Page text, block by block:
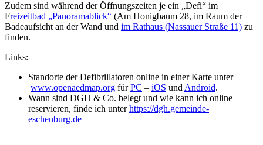
Zudem sind während der Öffnungszeiten je ein „Defi“ im
Freizeitbad „Panoramablick“ (Am Honigbaum 28, im Raum der
Badeaufsicht an der Wand und im Rathaus (Nassauer Straße 11) zu
finden.
Links:
Standorte der Defibrillatoren online in einer Karte unter
www.openaedmap.org fürPC – iOS und Android.
Wann sind DGH & Co. belegt und wie kann ich online
reservieren, finde ich unterhttps://dgh.gemeinde-
eschenburg.de